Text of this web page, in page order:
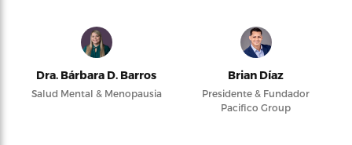
Dra. Bárbara D. Barros
Salud Mental & Menopausia
Brian Díaz
Presidente & Fundador
Pacifico Group